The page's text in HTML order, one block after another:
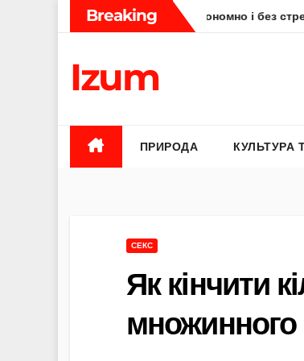
Breaking
планувати смачно, економно і без стресу
Izum
ПРИРОДА КУЛЬТУРА
СЕКС
Як кінчити
множинного